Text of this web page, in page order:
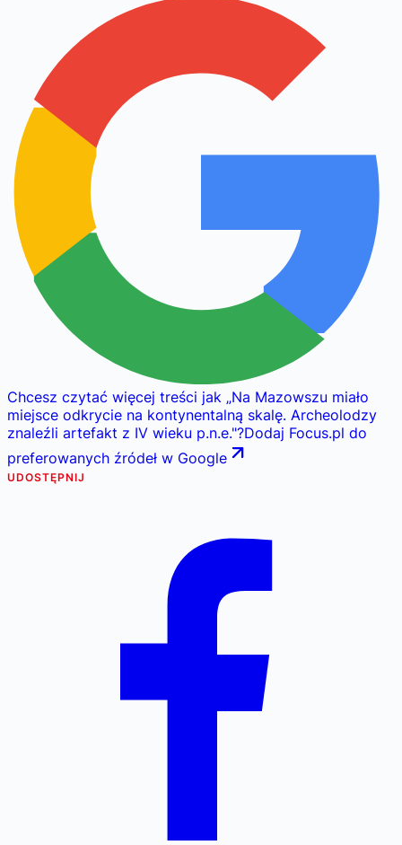
Chcesz czytać więcej treści jak „Na Mazowszu miało
miejsce odkrycie na kontynentalną skalę. Archeolodzy
znaleźli artefakt z IV wieku p.n.e."?Dodaj Focus.pl do
preferowanych źródeł w Google
UDOSTĘPNIJ